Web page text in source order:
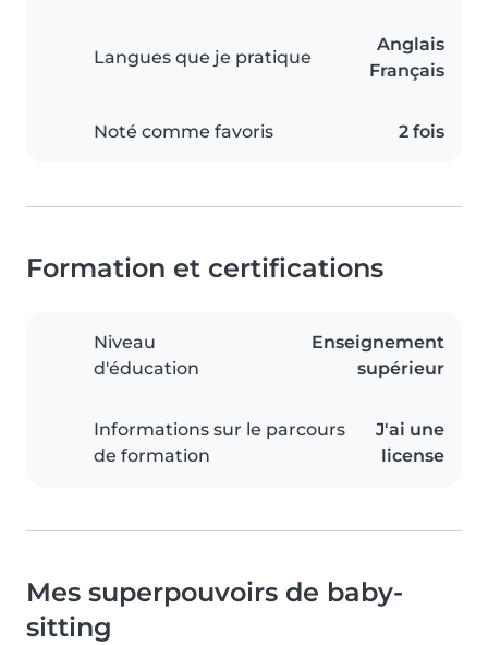
Langues que je pratique
Anglais
Français
Noté comme favoris 2 fois
Formation et certifications
Niveau
d'éducation
Enseignement
supérieur
Informations sur le parcours
de formation
J'ai une
license
Mes superpouvoirs de baby-
sitting